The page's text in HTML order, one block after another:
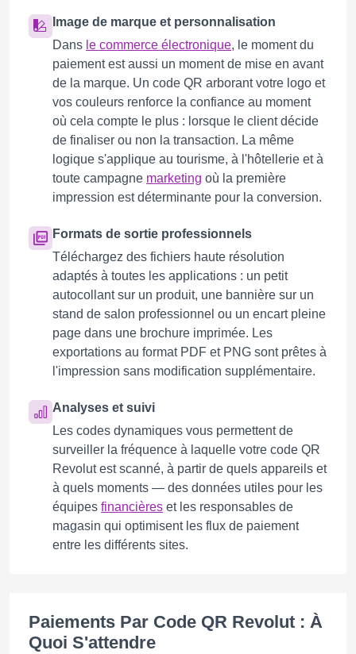
Image de marque et personnalisation
Dans le commerce électronique, le moment du
paiement est aussi un moment de mise en avant
de la marque. Un code QR arborant votre logo et
vos couleurs renforce la confiance au moment
où cela compte le plus : lorsque le client décide
de finaliser ou non la transaction. La même
logique s'applique au tourisme, à l'hôtellerie et à
toute campagne marketing où la première
impression est déterminante pour la conversion.
Formats de sortie professionnels
Téléchargez des fichiers haute résolution
adaptés à toutes les applications : un petit
autocollant sur un produit, une bannière sur un
stand de salon professionnel ou un encart pleine
page dans une brochure imprimée. Les
exportations au format PDF et PNG sont prêtes à
l'impression sans modification supplémentaire.
Analyses et suivi
Les codes dynamiques vous permettent de
surveiller la fréquence à laquelle votre code QR
Revolut est scanné, à partir de quels appareils et
à quels moments — des données utiles pour les
équipes financières et les responsables de
magasin qui optimisent les flux de paiement
entre les différents sites.
Paiements Par Code QR Revolut : À
Quoi S'attendre